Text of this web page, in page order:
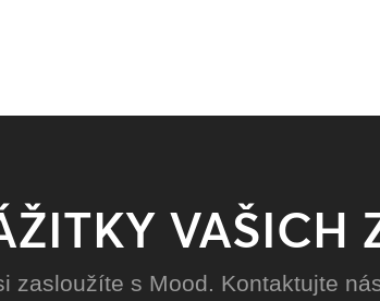
VAŠICH
zasloužíte s Mood. Kontaktujte